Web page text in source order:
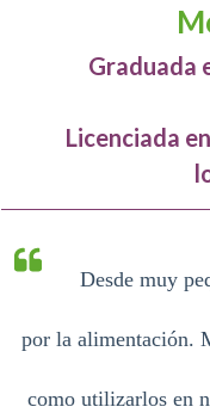
Graduada
Licenciada
Desde muy
por la alimentación.
como utilizarlos en